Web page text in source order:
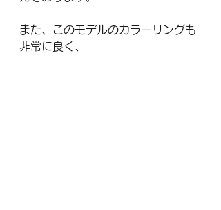
また、このモデルのカラーリングも
非常に良く、